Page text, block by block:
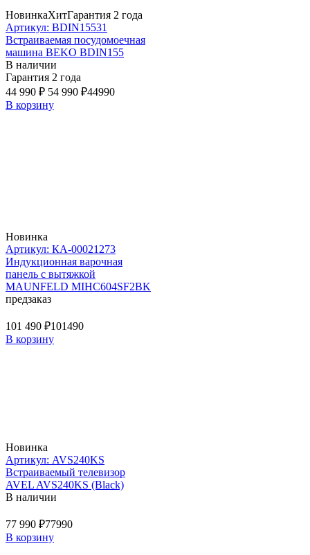
НовинкаХитГарантия 2 года
Артикул: BDIN15531
Встраиваемая посудомоечная
машина BEKO BDIN155
В наличии
Гарантия 2 года
44 990 ₽ 54 990 ₽44990
В корзину
Новинка
Артикул: КА-00021273
Индукционная варочная
панель с вытяжкой
MAUNFELD MIHC604SF2BK
предзаказ
101 490 ₽101490
В корзину
Новинка
Артикул: AVS240KS
Встраиваемый телевизор
AVEL AVS240KS (Black)
В наличии
77 990 ₽77990
В корзину